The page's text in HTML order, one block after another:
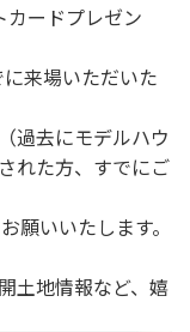
カードプレゼン
来場いただいた
過去にモデルハウ
れた方、すでにご
願いいたします。
土地情報など、嬉